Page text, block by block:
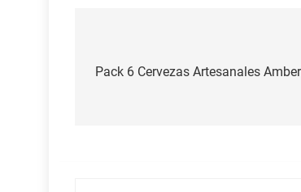
de
Pack 6 Cervezas Artesanales